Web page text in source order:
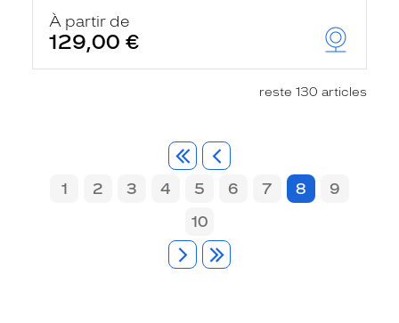
À partir de
129,00 €
reste 130 articles
1 2 3 4 5 6 7 8
9
10